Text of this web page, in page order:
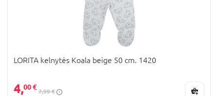
LORITA kelnytės Koala beige 50 cm. 1420
4,00 €
7,99 €